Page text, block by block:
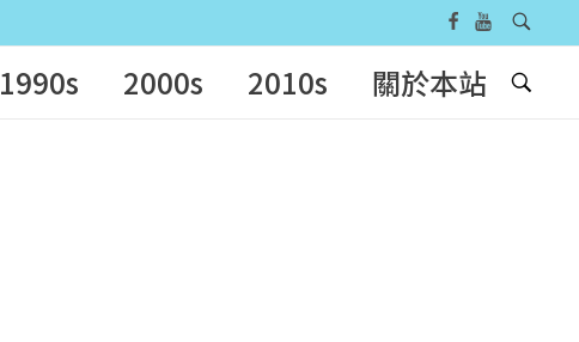
1990s 2000s 2010s 關於本站